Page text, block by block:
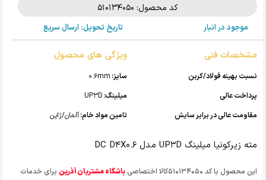
کد محصول: 510134050
موجود در انبار تاریخ تحویل: ارسال سریع
مشخصات فنی
نسبت بهینه فولاد/کربن
پرداخت عالی
مقاومت عالی در برابر سایش
ویژگی های محصول
سایز: 0.6mm
میلینگ: UP3D
تامین مواد خام:آلمان/ژاپن
مته زیرکونیا میلینگ UP3D مدل DC D4X0.6
این محصول با کد 510134050کالا اختصاصی باشگاه مشتریان آذرین برای خدمات